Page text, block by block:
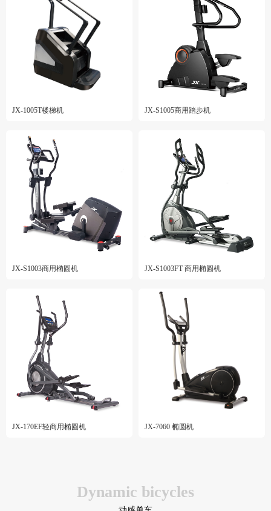
JX-1005T楼梯机 JX-S1005商用踏步机
JX-S1003商用椭圆机 JX-S1003FT 商用椭圆机
JX-170EF轻商用椭圆机 JX-7060 椭圆机
Dynamic bicycles